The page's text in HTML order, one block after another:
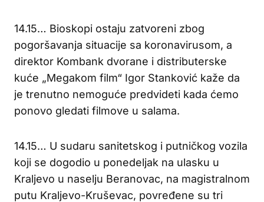
14.15… Bioskopi ostaju zatvoreni zbog
pogoršavanja situacije sa koronavirusom, a
direktor Kombank dvorane i distributerske
kuće „Megakom film“ Igor Stanković kaže da
je trenutno nemoguće predvideti kada ćemo
ponovo gledati filmove u salama.
14.15… U sudaru sanitetskog i putničkog vozila
koji se dogodio u ponedeljak na ulasku u
Kraljevo u naselju Beranovac, na magistralnom
putu Kraljevo-Kruševac, povređene su tri